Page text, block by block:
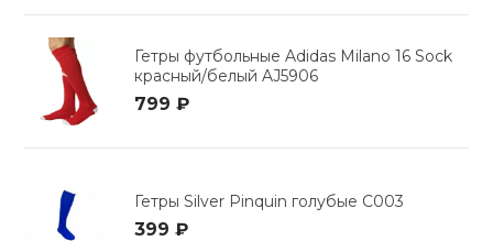
Гетры футбольные Adidas Milano 16 Sock
красный/белый AJ5906
799 ₽
Гетры Silver Pinquin голубые C003
399 ₽